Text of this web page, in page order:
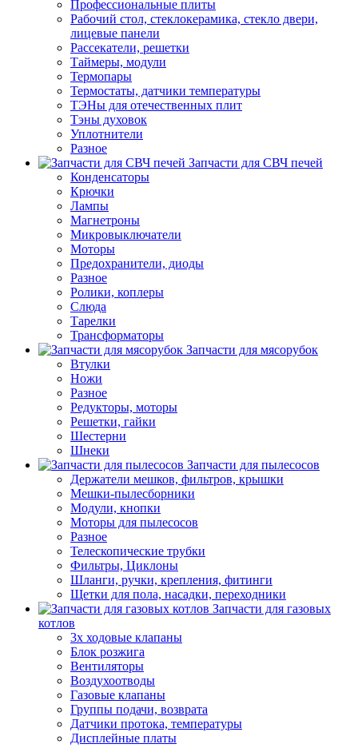
Профессиональные плиты
Рабочий стол, стеклокерамика, стекло двери,
лицевые панели
Рассекатели, решетки
Таймеры, модули
Термопары
Термостаты, датчики температуры
ТЭНы для отечественных плит
Тэны духовок
Уплотнители
Разное
Запчасти для СВЧ печей
Конденсаторы
Крючки
Лампы
Магнетроны
Микровыключатели
Моторы
Предохранители, диоды
Разное
Ролики, коплеры
Слюда
Тарелки
Трансформаторы
Запчасти для мясорубок
Втулки
Ножи
Разное
Редукторы, моторы
Решетки, гайки
Шестерни
Шнеки
Запчасти для пылесосов
Держатели мешков, фильтров, крышки
Мешки-пылесборники
Модули, кнопки
Моторы для пылесосов
Разное
Телескопические трубки
Фильтры, Циклоны
Шланги, ручки, крепления, фитинги
Щетки для пола, насадки, переходники
Запчасти для газовых
котлов
3х ходовые клапаны
Блок розжига
Вентиляторы
Воздухоотводы
Газовые клапаны
Группы подачи, возврата
Датчики протока, температуры
Дисплейные платы